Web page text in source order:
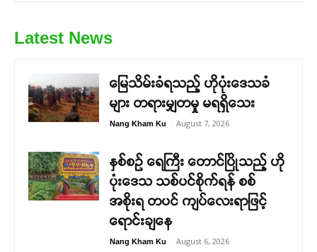
Latest News
မြေသိမ်းခံရသည့် ဟိုပုံးဒေသခံ
များ တရားမျှတမှု မရရှိသေး
Nang Kham Ku - August 7, 2026
နှစ်စဉ် ရေကြီး တောင်ပြိုသည့် ဟို
ပုံးဒေသ သစ်ပင်စိုက်ရန် စစ်
အစိုးရ တပင် ကျပ်လေးရာဖြင့်
ရောင်းချနေ
Nang Kham Ku - August 6, 2026